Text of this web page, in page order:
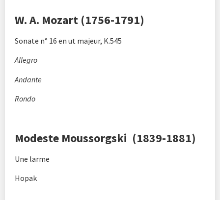
W. A. Mozart (1756-1791)
Sonate n° 16 en ut majeur, K.545
Allegro
Andante
Rondo
Modeste Moussorgski (1839-1881)
Une larme
Hopak